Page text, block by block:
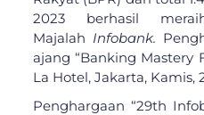
2023 berhasil
Majalah Infobank.
ajang “Banking Mastery
La Hotel, Jakarta, Kamis,
Penghargaan “29th